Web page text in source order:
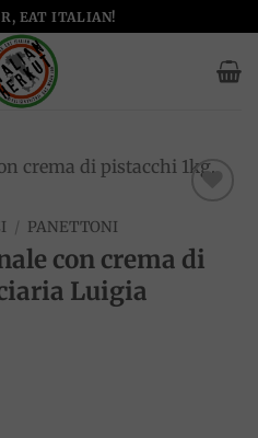
EAT ITALIAN!
/ PANETTONI
con crema di
Luigia